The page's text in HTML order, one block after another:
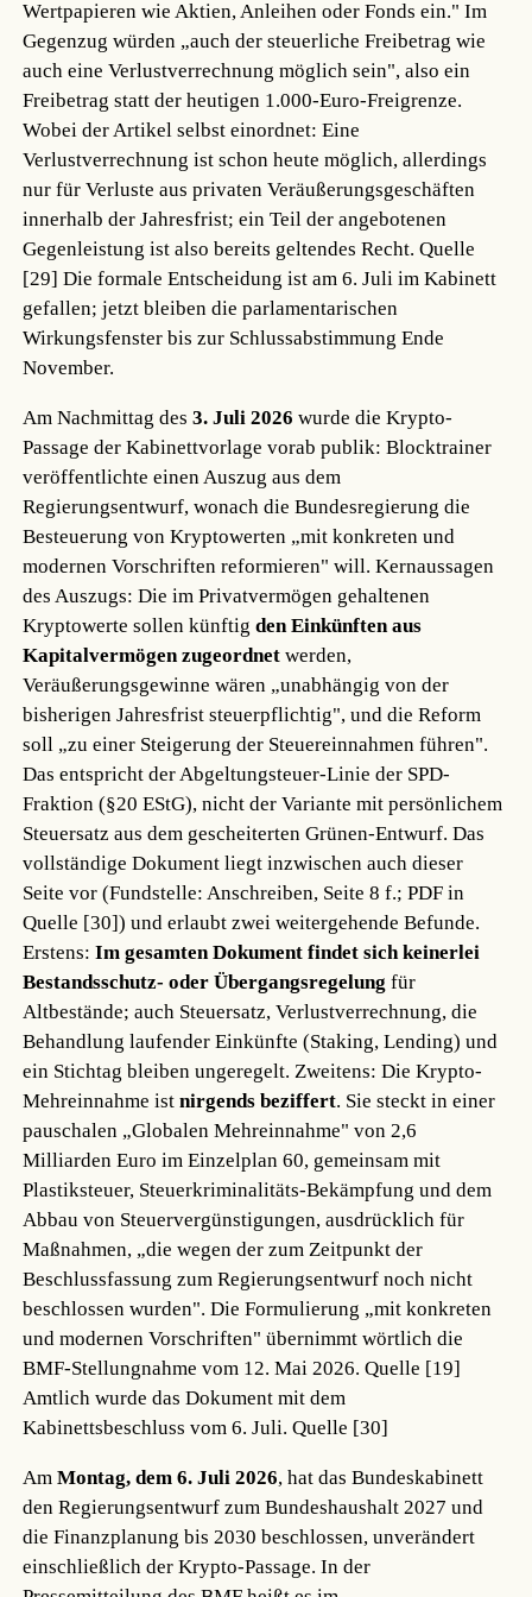
Wertpapieren wie Aktien, Anleihen oder Fonds ein." Im
Gegenzug würden „auch der steuerliche Freibetrag wie
auch eine Verlustverrechnung möglich sein", also ein
Freibetrag statt der heutigen 1.000-Euro-Freigrenze.
Wobei der Artikel selbst einordnet: Eine
Verlustverrechnung ist schon heute möglich, allerdings
nur für Verluste aus privaten Veräußerungsgeschäften
innerhalb der Jahresfrist; ein Teil der angebotenen
Gegenleistung ist also bereits geltendes Recht.Quelle
[29] Die formale Entscheidung ist am 6. Juli im Kabinett
gefallen; jetzt bleiben die parlamentarischen
Wirkungsfenster bis zur Schlussabstimmung Ende
November.
Am Nachmittag des3. Juli 2026 wurde die Krypto-
Passage der Kabinettvorlage vorab publik: Blocktrainer
veröffentlichte einen Auszug aus dem
Regierungsentwurf, wonach die Bundesregierung die
Besteuerung von Kryptowerten „mit konkreten und
modernen Vorschriften reformieren" will. Kernaussagen
des Auszugs: Die im Privatvermögen gehaltenen
Kryptowerte sollen künftigden Einkünften aus
Kapitalvermögen zugeordnet werden,
Veräußerungsgewinne wären „unabhängig von der
bisherigen Jahresfrist steuerpflichtig", und die Reform
soll „zu einer Steigerung der Steuereinnahmen führen".
Das entspricht der Abgeltungsteuer-Linie der SPD-
Fraktion (§20 EStG), nicht der Variante mit persönlichem
Steuersatz aus dem gescheiterten Grünen-Entwurf. Das
vollständige Dokument liegt inzwischen auch dieser
Seite vor (Fundstelle: Anschreiben, Seite 8 f.; PDF in
Quelle [30]) und erlaubt zwei weitergehende Befunde.
Erstens:Im gesamten Dokument findet sich keinerlei
Bestandsschutz- oder Übergangsregelung für
Altbestände; auch Steuersatz, Verlustverrechnung, die
Behandlung laufender Einkünfte (Staking, Lending) und
ein Stichtag bleiben ungeregelt. Zweitens: Die Krypto-
Mehreinnahme istnirgends beziffert. Sie steckt in einer
pauschalen „Globalen Mehreinnahme" von 2,6
Milliarden Euro im Einzelplan 60, gemeinsam mit
Plastiksteuer, Steuerkriminalitäts-Bekämpfung und dem
Abbau von Steuervergünstigungen, ausdrücklich für
Maßnahmen, „die wegen der zum Zeitpunkt der
Beschlussfassung zum Regierungsentwurf noch nicht
beschlossen wurden". Die Formulierung „mit konkreten
und modernen Vorschriften" übernimmt wörtlich die
BMF-Stellungnahme vom 12. Mai 2026.Quelle [19]
Amtlich wurde das Dokument mit dem
Kabinettsbeschluss vom 6. Juli.Quelle [30]
AmMontag, dem 6. Juli 2026, hat das Bundeskabinett
den Regierungsentwurf zum Bundeshaushalt 2027 und
die Finanzplanung bis 2030 beschlossen, unverändert
einschließlich der Krypto-Passage. In der